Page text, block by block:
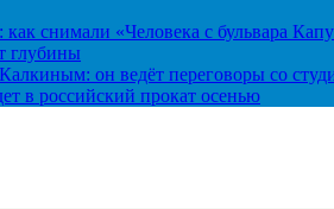
снимали «Человека с бульвара
глубины
он ведёт переговоры со
в российский прокат осенью